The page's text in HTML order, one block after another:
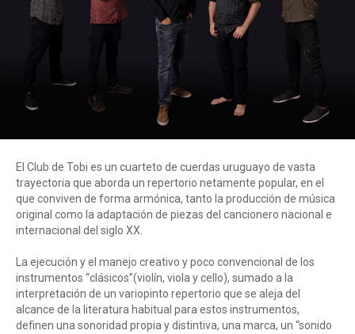
El Club de Tobi es un cuarteto de cuerdas uruguayo de vasta
trayectoria que aborda un repertorio netamente popular, en el
que conviven de forma armónica, tanto la producción de música
original como la adaptación de piezas del cancionero nacional e
internacional del siglo XX.
La ejecución y el manejo creativo y poco convencional de los
instrumentos “clásicos”(violín, viola y cello), sumado a la
interpretación de un variopinto repertorio que se aleja del
alcance de la literatura habitual para estos instrumentos,
definen una sonoridad propia y distintiva, una marca, un “sonido